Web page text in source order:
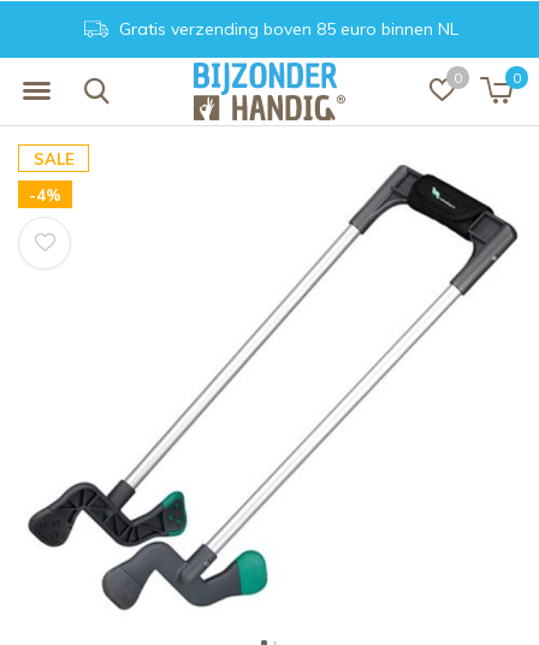
0 0
boven 85 euro binnen NL Achteraf
SALE
-4%